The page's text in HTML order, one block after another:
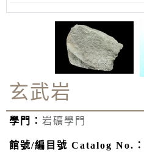
玄武岩
學門： 岩礦學門
館號/編目號 Catalog No.：